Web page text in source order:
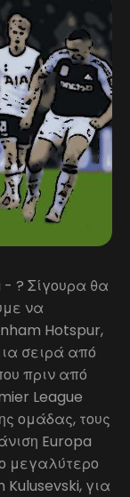
? Σίγουρα θα
να
Hotspur,
σειρά από
πριν από
League
ομάδας, τους
Europa
μεγαλύτερο
για